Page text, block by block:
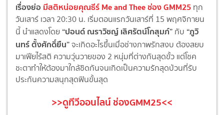
เรื่องย่อ มีสติหน่อยคุณธีร์ Me and Thee ช่อง GMM25 ทุก
วันเสาร์ เวลา 20:30 น. เริ่มตอนแรกวันเสาร์ที่ 15 พฤศจิกายน
นี้ นำแสดงโดย “ปอนด์ ณราวิชญ์ เลิศรัตน์โกสุมภ์” กับ “ภูวิ
นทร์ ตั้งศักดิ์ยืน”จะเกิดอะไรขึ้นเมื่อช่างภาพรักสงบ ต้องสยบ
มาเฟียไร้สติ ความวุ่นวายของ 2 หนุ่มที่ต่างกันสุดขั้ว แต่โชค
ชะตาทำให้ต้องมาใกล้ชิดกันจนเกิดเป็นความรักสุดป่วนที่รับ
ประกันความสนุกสุดฟินขั้นสุด
>>ดูทีวีออนไลน์ ช่องGMM25<<